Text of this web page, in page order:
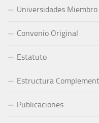
Universidades Miembro
Convenio Original
Estatuto
Estructura
Publicaciones